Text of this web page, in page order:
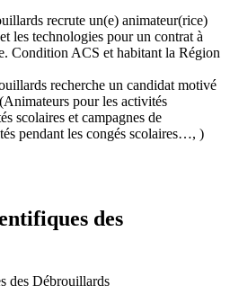
recrute un(e) animateur(rice)
les technologies pour un contrat à
Condition ACS et habitant la Région
recherche un candidat motivé
pour les activités
scolaires et campagnes de
pendant les congés scolaires…, )
des